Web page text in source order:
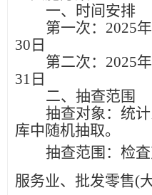
一、时间安排
第一次： 2025年
30 日
第二次： 2025年
31日
二、抽查范围
抽查对象：统
库中随机抽取。
抽查范围： 检
服务业、批发零售(